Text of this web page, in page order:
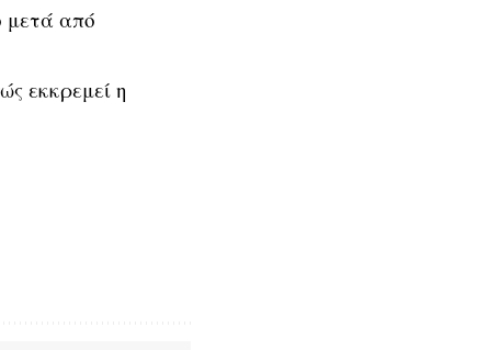
μετά από
εκκρεμεί η